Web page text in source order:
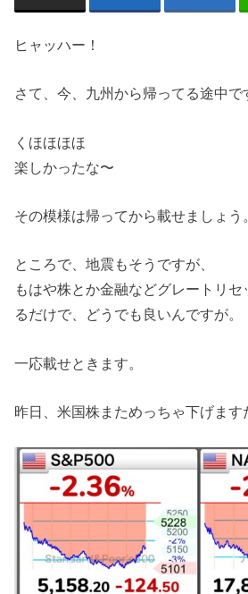
ヒャッハー！
さて、今、九州から帰ってる途中で
くほほほほ
楽しかったな〜
その模様は帰ってから載せましょう
ところで、地震もそうですが、
もはや株とか金融などグレートリ
るだけで、どうでも良いんですが。
一応載せときます。
昨日、米国株まためっちゃ下げます